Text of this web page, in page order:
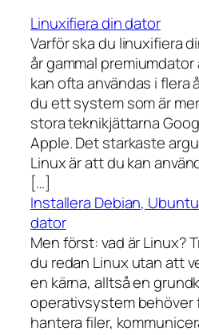
Linuxifiera din dator
Varför ska du linuxifiera
år gammal premiumdator
kan ofta användas i flera
du ett system som är
stora teknikjättarna
Apple. Det starkaste
Linux är att du kan
[…]
Installera Debian,
dator
Men först: vad är Linux?
du redan Linux utan att
en kärna, alltså en
operativsystem behöver
hantera filer,